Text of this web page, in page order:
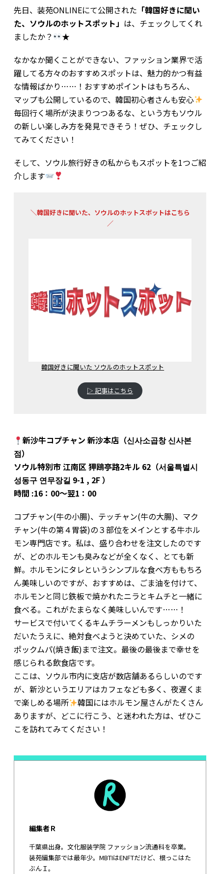
先日、装苑ONLINEにて公開された 「韓国好きに聞い
た、ソウルのホットスポット」 は、チェックしてくれ
ましたか？
★
なかなか聞くことができない、ファッション業界で活
躍してる方々のおすすめスポットは、魅力的かつ有益
な情報ばかり……！おすすめポイントはもちろん、
マップも公開しているので、韓国初心者さんも安心
毎回行く場所が決まりつつあるな、という方もソウル
の新しい楽しみ方を発見できそう！ぜひ、チェックし
てみてください！
そして、ソウル旅行好きの私からもスポットを1つご紹
介します
＼韓国好きに聞いた、ソウルのホットスポットはこちら
／
韓国好きに聞いた ソウルのホットスポット
▷ 記事はこちら
新沙牛コプチャン 新沙本店（신사소곱창 신사본
점）
ソウル特別市 江南区 狎鴎亭路2キル 62（서울특별시
성동구 연무장길 9-1 , 2F ）
時間 :16：00～翌1：00
コプチャン(牛の小腸)、テッチャン(牛の大腸)、マク
チャン(牛の第４胃袋)の３部位をメインとする牛ホル
モン専門店です。私は、盛り合わせを注文したのです
が、どのホルモンも臭みなどが全くなく、とても新
鮮。ホルモンにタレというシンプルな食べ方ももちろ
ん美味しいのですが、おすすめは、ごま油を付けて、
ホルモンと同じ鉄板で焼かれたニラとキムチと一緒に
食べる。これがたまらなく美味しいんです……！
サービスで付いてくるキムチラーメンもしっかりいた
だいたうえに、絶対食べようと決めていた、シメの
ポックムパ(焼き飯)まで注文。最後の最後まで幸せを
感じられる飲食店です。
ここは、ソウル市内に支店が数店舗あるらしいのです
が、新沙というエリアはカフェなども多く、夜遅くま
で楽しめる場所
韓国にはホルモン屋さんがたくさん
ありますが、どこに行こう、と迷われた方は、ぜひこ
こを訪れてみてください！
編集者Ｒ
千葉県出身。文化服装学院 ファッション流通科を卒業。
装苑編集部では最年少。MBTIはENFTだけど、根っこはた
ぶんＩ。